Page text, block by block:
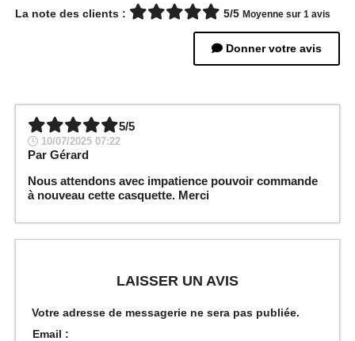
La note des clients : 5/5Moyenne sur 1 avis
Donner votre avis
5/5
10/07/2025 07:22
ParGérard
Nous attendons avec impatience pouvoir commande
à nouveau cette casquette. Merci
LAISSER UN AVIS
Votre adresse de messagerie ne sera pas publiée.
Email :